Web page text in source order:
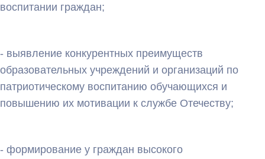
воспитании граждан;
- выявление конкурентных преимуществ
образовательных учреждений и организаций по
патриотическому воспитанию обучающихся и
повышению их мотивации к службе Отечеству;
- формирование у граждан высокого